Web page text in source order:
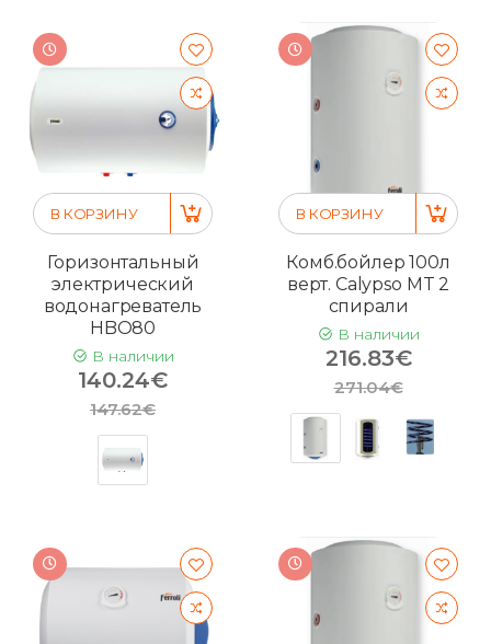
В КОРЗИНУ
Горизонтальный
электрический
водонагреватель
HBO80
В наличии
140.24€
147.62€
В КОРЗИНУ
Комб.бойлер 100л
верт. Calypso MT 2
спирали
В наличии
216.83€
271.04€